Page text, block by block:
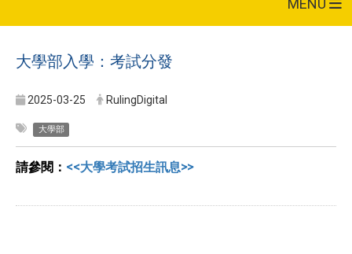
MENU
大學部入學：考試分發
2025-03-25 RulingDigital
大學部
請參閱： <<大學考試招生訊息>>